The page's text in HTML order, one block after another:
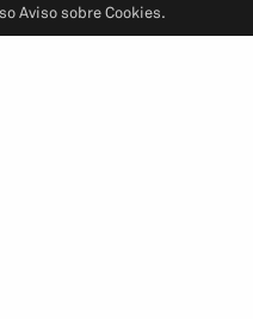
Aviso sobre Cookies.